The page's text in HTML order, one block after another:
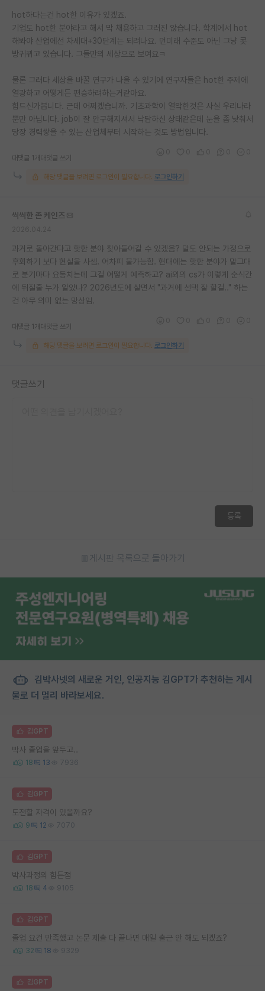
hot하다는건 hot한 이유가 있겠죠.
기업도 hot한 분야라고 해서 막 채용하고 그러진 않습니다. 학계에서 hot
해봐야 산업에선 차세대+30단계는 되려나요. 먼미래 수준도 아닌 그냥 콧
방귀뀌고 있습니다. 그들만의 세상으로 보여요ㅋ
물론 그러다 세상을 바꿀 연구가 나올 수 있기에 연구자들은 hot한 주제에
열광하고 어떻게든 편승하려하는거같아요.
힘드신가봅니다. 근데 어쩌겠습니까. 기초과학이 열악한것은 사실 우리나라
뿐만 아닙니다. job이 잘 안구해지셔서 낙담하신 상태같은데 눈을 좀 낮춰서
당장 경력쌓을 수 있는 산업체부터 시작하는 것도 방법입니다.
대댓글 1개 대댓글 쓰기
해당 댓글을 보려면 로그인이 필요합니다. 로그인하기
씩씩한 존 케인즈
과거로 돌아간다고 핫한 분야 찾아들어갈 수 있겠음? 말도 안되는 가정으로
후회하기 보다 현실을 사셈. 어차피 불가능함. 현대에는 핫한 분야가 말그대
로 분기마다 요동치는데 그걸 어떻게 예측하고? ai외의 cs가 이렇게 순식간
에 뒤질줄 누가 알았나? 2026년도에 살면서 "과거에 선택 잘 할걸.." 하는
건 아무 의미 없는 망상임.
대댓글 1개 대댓글 쓰기
해당 댓글을 보려면 로그인이 필요합니다. 로그인하기
댓글쓰기
등록
게시판 목록으로 돌아가기
김박사넷의 새로운 거인, 인공지능 김GPT가 추천하는 게시
물로 더 멀리 바라보세요.
김GPT
박사 졸업을 앞두고..
18 13 7936
김GPT
도전할 자격이 있을까요?
9 12 7070
김GPT
박사과정의 힘든점
18 4 9105
김GPT
졸업 요건 만족했고 논문 제출 다 끝나면 매일 출근 안 해도 되겠죠?
32 18 9329
김GPT